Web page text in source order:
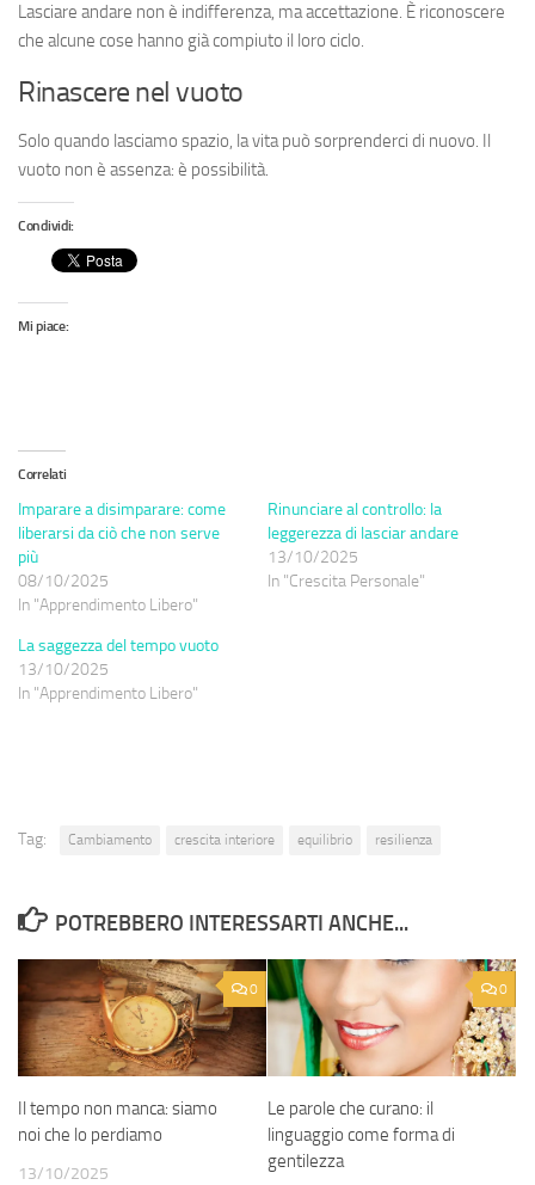
Lasciare andare non è indifferenza, ma accettazione. È riconoscere
che alcune cose hanno già compiuto il loro ciclo.
Rinascere nel vuoto
Solo quando lasciamo spazio, la vita può sorprenderci di nuovo. Il
vuoto non è assenza: è possibilità.
Condividi:
Mi piace:
Correlati
Imparare a disimparare: come
liberarsi da ciò che non serve
più
08/10/2025
In "Apprendimento Libero"
Rinunciare al controllo: la
leggerezza di lasciar andare
13/10/2025
In "Crescita Personale"
La saggezza del tempo vuoto
13/10/2025
In "Apprendimento Libero"
Tag: Cambiamento crescita interiore equilibrio resilienza
POTREBBERO INTERESSARTI ANCHE...
0
Il tempo non manca: siamo
noi che lo perdiamo
13/10/2025
0
Le parole che curano: il
linguaggio come forma di
gentilezza